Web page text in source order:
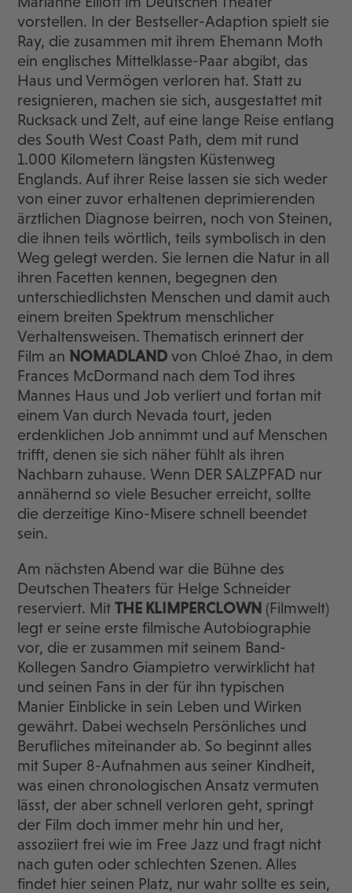
vorstellen. In der Bestseller-Adaption spielt sie
Ray, die zusammen mit ihrem Ehemann Moth
ein englisches Mittelklasse-Paar abgibt, das
Haus und Vermögen verloren hat. Statt zu
resignieren, machen sie sich, ausgestattet mit
Rucksack und Zelt, auf eine lange Reise entlang
des South West Coast Path, dem mit rund
1.000 Kilometern längsten Küstenweg
Englands. Auf ihrer Reise lassen sie sich weder
von einer zuvor erhaltenen deprimierenden
ärztlichen Diagnose beirren, noch von Steinen,
die ihnen teils wörtlich, teils symbolisch in den
Weg gelegt werden. Sie lernen die Natur in all
ihren Facetten kennen, begegnen den
unterschiedlichsten Menschen und damit auch
einem breiten Spektrum menschlicher
Verhaltensweisen. Thematisch erinnert der
Film an NOMADLAND von Chloé Zhao, in dem
Frances McDormand nach dem Tod ihres
Mannes Haus und Job verliert und fortan mit
einem Van durch Nevada tourt, jeden
erdenklichen Job annimmt und auf Menschen
trifft, denen sie sich näher fühlt als ihren
Nachbarn zuhause. Wenn DER SALZPFAD nur
annähernd so viele Besucher erreicht, sollte
die derzeitige Kino-Misere schnell beendet
sein.
Am nächsten Abend war die Bühne des
Deutschen Theaters für Helge Schneider
reserviert. MitTHE KLIMPERCLOWN (Filmwelt)
legt er seine erste filmische Autobiographie
vor, die er zusammen mit seinem Band-
Kollegen Sandro Giampietro verwirklicht hat
und seinen Fans in der für ihn typischen
Manier Einblicke in sein Leben und Wirken
gewährt. Dabei wechseln Persönliches und
Berufliches miteinander ab. So beginnt alles
mit Super 8-Aufnahmen aus seiner Kindheit,
was einen chronologischen Ansatz vermuten
lässt, der aber schnell verloren geht, springt
der Film doch immer mehr hin und her,
assoziiert frei wie im Free Jazz und fragt nicht
nach guten oder schlechten Szenen. Alles
findet hier seinen Platz, nur wahr sollte es sein,